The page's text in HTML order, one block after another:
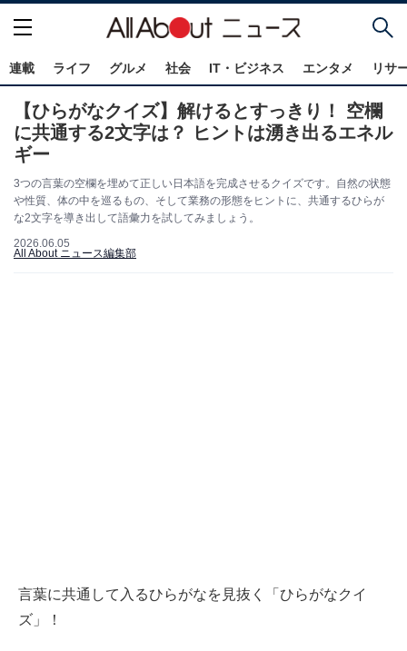
連載 ライフ グルメ 社会 IT・ビジネス エンタメ リサ
【ひらがなクイズ】解けるとすっきり！ 空欄
に共通する2文字は？ ヒントは湧き出るエネル
ギー
3つの言葉の空欄を埋めて正しい日本語を完成させるクイズです。自然の状態
や性質、体の中を巡るもの、そして業務の形態をヒントに、共通するひらが
な2文字を導き出して語彙力を試してみましょう。
2026.06.05
All About ニュース編集部
言葉に共通して入るひらがなを見抜く「ひらがなクイ
ズ」！